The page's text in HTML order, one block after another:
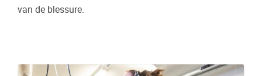
van de blessure.